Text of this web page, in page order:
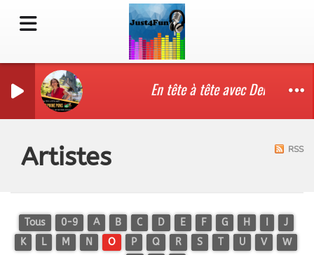
En tête à tête avec Delphine
Artistes RSS
Tous 0-9 A B C D E F G H
J
K
L M N O P Q R S T U V
W